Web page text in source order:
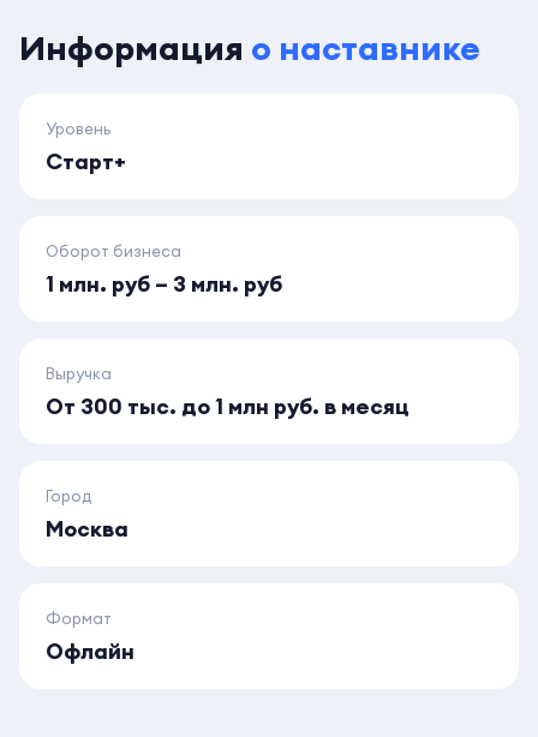
Информация о наставнике
Уровень
Старт+
Оборот бизнеса
1 млн. руб – 3 млн. руб
Выручка
От 300 тыс. до 1 млн руб. в месяц
Город
Москва
Формат
Офлайн